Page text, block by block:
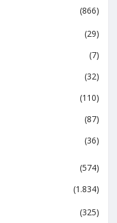
(866)
(29)
(7)
(32)
(110)
(87)
(36)
(574)
(1.834)
(325)